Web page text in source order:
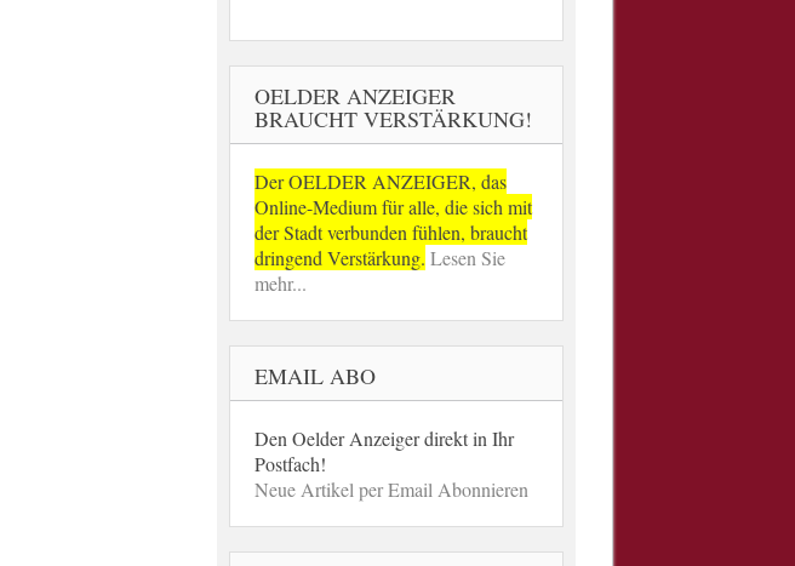
OELDER ANZEIGER
BRAUCHT VERSTÄRKUNG!
Der OELDER ANZEIGER, das
Online-Medium für alle, die sich mit
der Stadt verbunden fühlen, braucht
dringend Verstärkung. Lesen Sie
mehr...
EMAIL ABO
Den Oelder Anzeiger direkt in Ihr
Postfach!
Neue Artikel per Email Abonnieren